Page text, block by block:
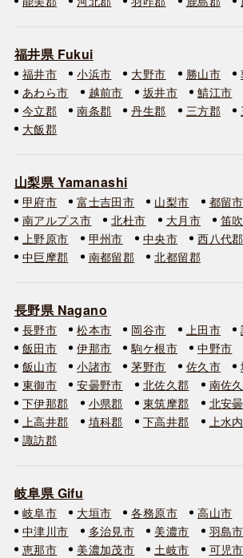
福井県 Fukui
福井市 小浜市 大野市 勝山市
あわら市
越前市 坂井市 鯖江市
今立郡
南条郡 丹生郡 三方郡
大飯郡
山梨県 Yamanashi
甲府市 富士吉田市 山梨市 都留市
南アルプス市
北杜市 大月市 笛
上野原市
甲州市 中央市 西八代郡
中巨摩郡
南都留郡 北都留郡
長野県 Nagano
長野市 松本市 岡谷市 上田市
飯田市
伊那市 駒ケ根市 中野市
飯山市
小諸市 茅野市 佐久市
東御市
安曇野市 北佐久郡 南佐
下伊那郡
小県郡 東筑摩郡 北安
上高井郡
埴科郡 下高井郡 上水
諏訪郡
岐阜県 Gifu
岐阜市 大垣市 各務原市 高山市
中津川市
多治見市 美濃市 羽島市
恵那市
美濃加茂市 土岐市 可児市